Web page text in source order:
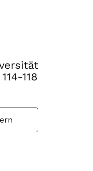
118